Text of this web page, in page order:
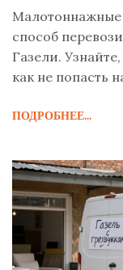
Малотоннажные
способ
Газели.
как не попасть
ПОДРОБНЕЕ...